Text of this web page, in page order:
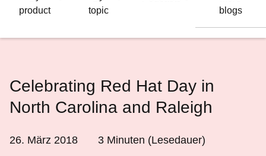
product
topic
blogs
Celebrating Red Hat Day in
North Carolina and Raleigh
26. März 2018 3 Minuten (Lesedauer)